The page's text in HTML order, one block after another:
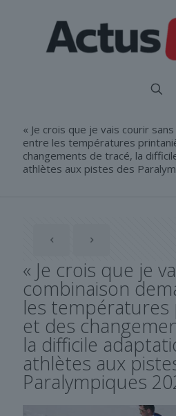
« Je crois que je vais courir
entre les températures
changements de tracé, la
athlètes aux pistes des
« Je crois que je
combinaison
les
et des
la difficile
athlètes aux
Paralympiques